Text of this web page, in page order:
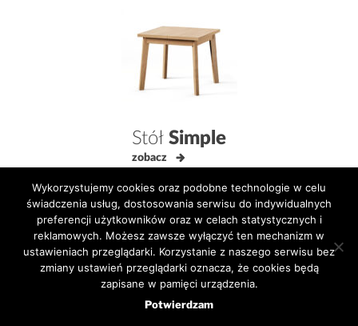
Stół Simple
zobacz
Wykorzystujemy cookies oraz podobne technologie w celu
świadczenia usług, dostosowania serwisu do indywidualnych
preferencji użytkowników oraz w celach statystycznych i
reklamowych. Możesz zawsze wyłączyć ten mechanizm w
ustawieniach przeglądarki. Korzystanie z naszego serwisu bez
zmiany ustawień przeglądarki oznacza, że cookies będą
zapisane w pamięci urządzenia.
Potwierdzam